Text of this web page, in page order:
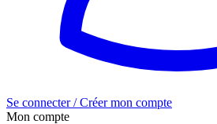
Se connecter / Créer mon compte
Mon compte